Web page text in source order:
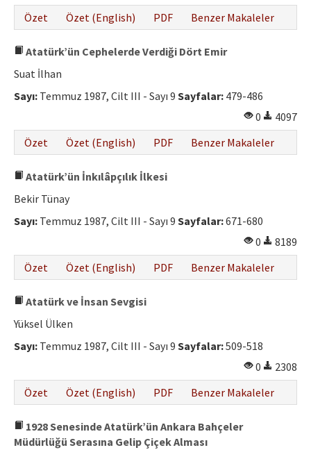
Hakem Rehberi
Özet
Özet (English) PDF Benzer Makaleler
Atatürk’ün Cephelerde Verdiği Dört Emir
Suat İlhan
Sayı: Temmuz 1987, Cilt III - Sayı 9 Sayfalar: 479-486
0
4097
Özet
Özet (English) PDF Benzer Makaleler
Atatürk’ün İnkılâpçılık İlkesi
Bekir Tünay
Sayı: Temmuz 1987, Cilt III - Sayı 9 Sayfalar:671-680
0
8189
Özet
Özet (English) PDF Benzer Makaleler
Atatürk ve İnsan Sevgisi
Yüksel Ülken
Sayı: Temmuz 1987, Cilt III - Sayı 9 Sayfalar:509-518
0
2308
Özet
Özet (English) PDF Benzer Makaleler
1928 Senesinde Atatürk’ün Ankara Bahçeler
Müdürlüğü Serasına Gelip Çiçek Alması